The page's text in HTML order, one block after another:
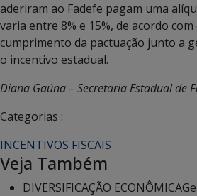
aderiram ao Fadefe pagam uma
varia entre 8% e 15%, de acordo
cumprimento da pactuação junto a
o incentivo estadual.
Diana Gaúna – Secretaria Estadual de
Categorias :
INCENTIVOS FISCAIS
Veja Também
DIVERSIFICAÇÃO ECONÔMICA